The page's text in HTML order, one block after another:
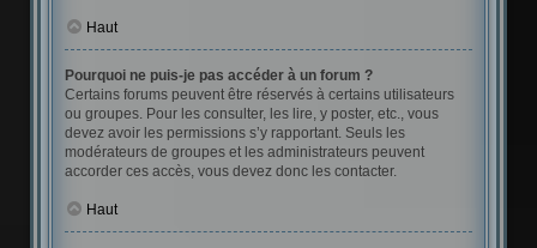
Haut
Pourquoi ne puis-je pas accéder à un forum ?
Certains forums peuvent être réservés à certains utilisateurs
ou groupes. Pour les consulter, les lire, y poster, etc., vous
devez avoir les permissions s’y rapportant. Seuls les
modérateurs de groupes et les administrateurs peuvent
accorder ces accès, vous devez donc les contacter.
Haut